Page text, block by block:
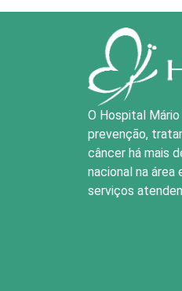
O Hospital
prevenção,
câncer há mais
nacional na área
serviços